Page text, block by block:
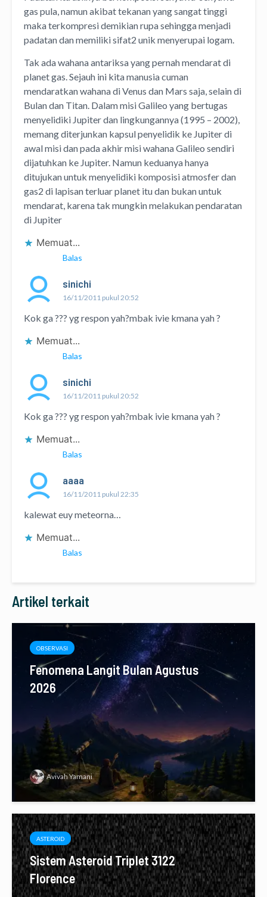
gas pula, namun akibat tekanan yang sangat tinggi
maka terkompresi demikian rupa sehingga menjadi
padatan dan memiliki sifat2 unik menyerupai logam.
Tak ada wahana antariksa yang pernah mendarat di
planet gas. Sejauh ini kita manusia cuman
mendaratkan wahana di Venus dan Mars saja, selain di
Bulan dan Titan. Dalam misi Galileo yang bertugas
menyelidiki Jupiter dan lingkungannya (1995 – 2002),
memang diterjunkan kapsul penyelidik ke Jupiter di
awal misi dan pada akhir misi wahana Galileo sendiri
dijatuhkan ke Jupiter. Namun keduanya hanya
ditujukan untuk menyelidiki komposisi atmosfer dan
gas2 di lapisan terluar planet itu dan bukan untuk
mendarat, karena tak mungkin melakukan pendaratan
di Jupiter
Memuat...
Balas
sinichi
16/11/2011 pukul 20:52
Kok ga ??? yg respon yah?mbak ivie kmana yah ?
Memuat...
Balas
sinichi
16/11/2011 pukul 20:52
Kok ga ??? yg respon yah?mbak ivie kmana yah ?
Memuat...
Balas
aaaa
16/11/2011 pukul 22:35
kalewat euy meteorna…
Memuat...
Balas
Artikel terkait
OBSERVASI
Fenomena Langit Bulan Agustus
2026
Avivah Yamani
ASTEROID
Sistem Asteroid Triplet 3122
Florence